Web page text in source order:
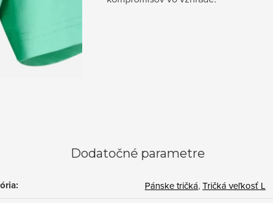
Dodatočné parametre
: Pánske tričká,Tričká veľkosť L